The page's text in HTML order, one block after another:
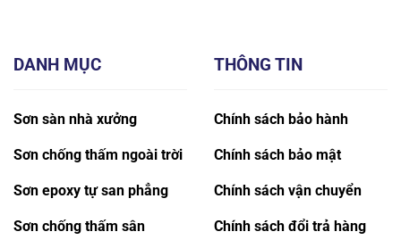
DANH MỤC
Sơn sàn nhà xưởng
Sơn chống thấm ngoài trời
Sơn epoxy tự san phẳng
Sơn chống thấm sân
THÔNG TIN
Chính sách bảo hành
Chính sách bảo mật
Chính sách vận chuyển
Chính sách đổi trả hàng